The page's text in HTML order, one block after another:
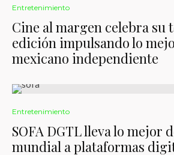
Entretenimiento
Cine al margen celebra su
edición impulsando lo
mexicano independiente
Entretenimiento
SOFA DGTL lleva lo mejor
mundial a plataformas